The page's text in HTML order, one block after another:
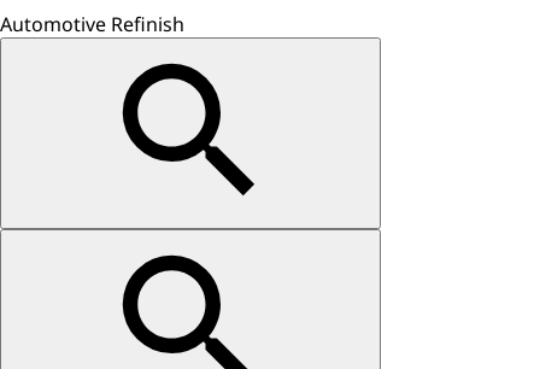
Automotive Refinish